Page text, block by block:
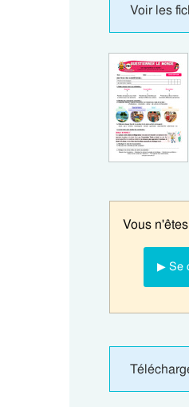
Voir les
Vous
▶ Se